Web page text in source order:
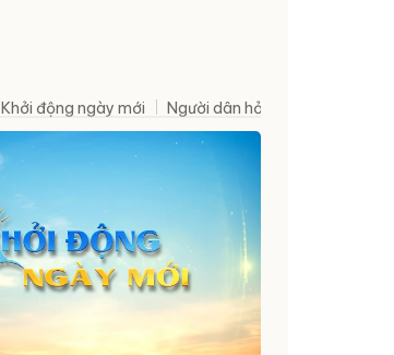
Khởi động ngày mới Người dân hỏi – Cơ quan nhà